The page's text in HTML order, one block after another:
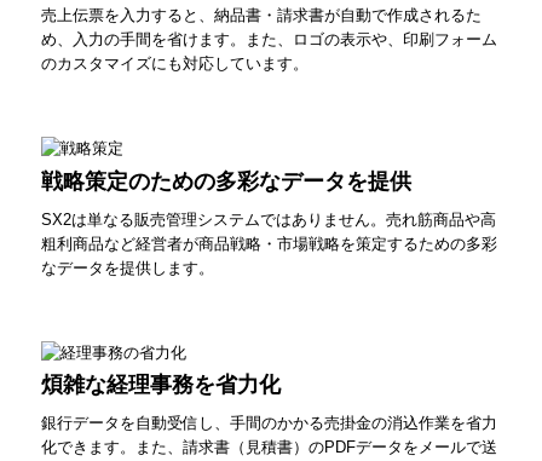
売上伝票を入力すると、納品書・請求書が自動で作成されるた
め、入力の手間を省けます。また、ロゴの表示や、印刷フォーム
のカスタマイズにも対応しています。
戦略策定のための多彩なデータを提供
SX2は単なる販売管理システムではありません。売れ筋商品や高
粗利商品など経営者が商品戦略・市場戦略を策定するための多彩
なデータを提供します。
煩雑な経理事務を省力化
銀行データを自動受信し、手間のかかる売掛金の消込作業を省力
化できます。また、請求書（見積書）のPDFデータをメールで送